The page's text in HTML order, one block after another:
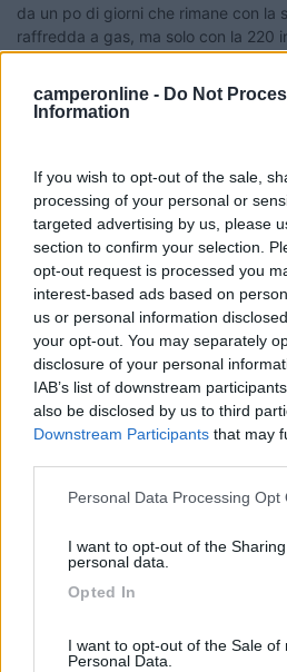
camperonline - Do Not
Information
If you wish to opt-out of the sale,
processing of your personal or
targeted advertising by us, please
section to confirm your selection.
opt-out request is processed you
interest-based ads based on
us or personal information
your opt-out. You may separately
disclosure of your personal
IAB’s list of downstream
also be disclosed by us to third
Downstream Participants that may
Please note that this website/app
not limited to your visit or usage
use your data for below specified
Personal Data Processing Opt
I want to opt-out of the
personal data.
Opted In
I want to opt-out of the Sale of
Personal Data.
da un po di giorni che rimane con la
raffredda a gas, ma solo con la 220
mi potete aiutare??
saluti
simons
1197
Inserito il 24/05/2017 alle:12:52:05
Allora dovresti fare un po' di ordine
12v (spia rossa accesa), o a 220v
,e in questo caso non ci sono spie
il modello non vorrei sbagliare me
se dici che hai la spia rossa accesa
stai parlando di marcia o motore in
? ( non ho capito il "rimane") , in
che quando lo inserisci si alimenti a
controlla se effettivamente il
queste prove e poi ci aggiorniamo.
DuPassi
Inserito il25/05/2017
In risposta al messaggio di
Allora dovresti fare un po' di ordine : il
rossa accesa), o a 220v (spia verde